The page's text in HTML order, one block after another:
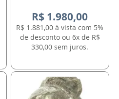
R$ 1.980,00
R$ 1.881,00 à vista com 5%
de desconto ou 6x de R$
330,00 sem juros.